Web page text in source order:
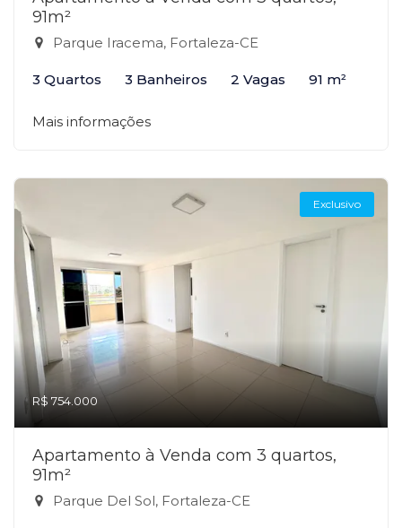
91m²
Parque Iracema, Fortaleza-CE
3 Quartos 3 Banheiros 2 Vagas 91 m²
Mais informações
Exclusivo
R$ 754.000
Apartamento à Venda com 3 quartos,
91m²
Parque Del Sol, Fortaleza-CE